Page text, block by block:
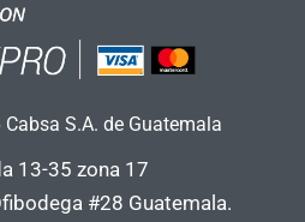
S.A. de Guatemala
13-35 zona 17
#28 Guatemala.